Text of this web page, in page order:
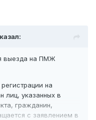
выезда на ПМЖ
на
лиц, указанных в
гражданин,
с заявлением в